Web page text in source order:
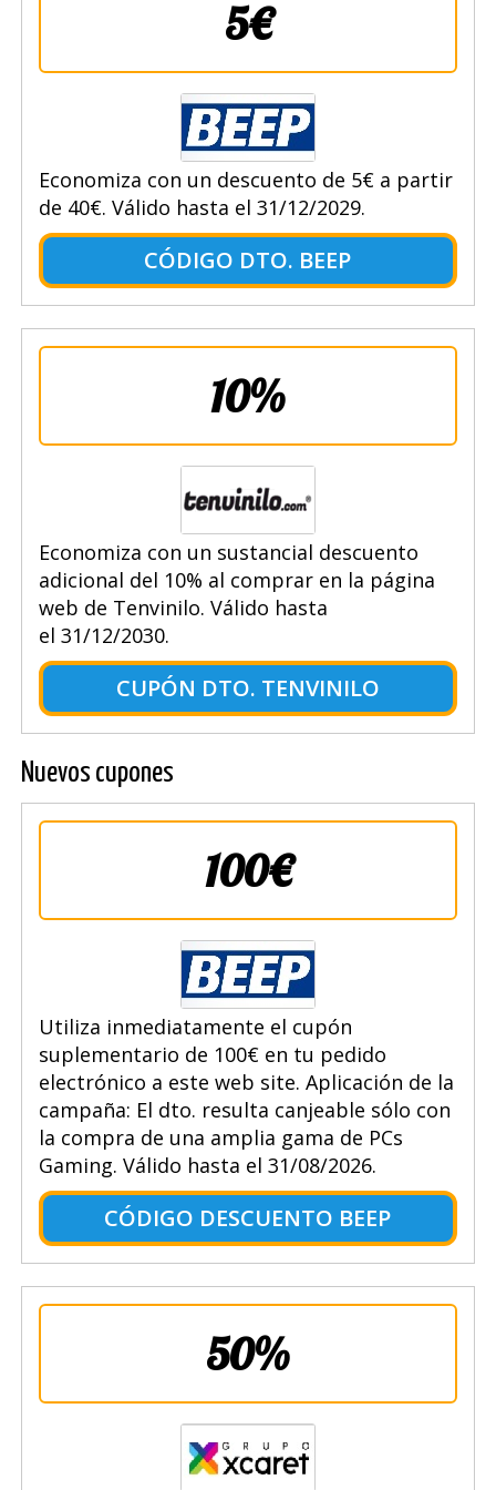
5€
Economiza con un descuento de 5€ a partir
de 40€. Válido hasta el 31/12/2029.
CÓDIGO DTO. BEEP
10%
Economiza con un sustancial descuento
adicional del 10% al comprar en la página
web de Tenvinilo. Válido hasta
el 31/12/2030.
CUPÓN DTO. TENVINILO
Nuevos cupones
100€
Utiliza inmediatamente el cupón
suplementario de 100€ en tu pedido
electrónico a este web site. Aplicación de la
campaña: El dto. resulta canjeable sólo con
la compra de una amplia gama de PCs
Gaming. Válido hasta el 31/08/2026.
CÓDIGO DESCUENTO BEEP
50%